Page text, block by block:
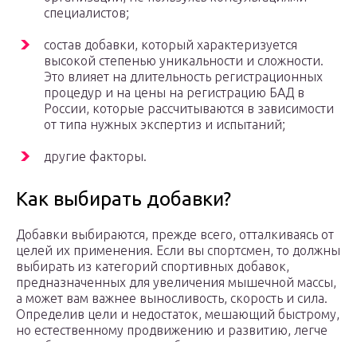
специалистов;
состав добавки, который характеризуется
высокой степенью уникальности и сложности.
Это влияет на длительность регистрационных
процедур и на цены на регистрацию БАД в
России, которые рассчитываются в зависимости
от типа нужных экспертиз и испытаний;
другие факторы.
Как выбирать добавки?
Добавки выбираются, прежде всего, отталкиваясь от
целей их применения. Если вы спортсмен, то должны
выбирать из категорий спортивных добавок,
предназначенных для увеличения мышечной массы,
а может вам важнее выносливость, скорость и сила.
Определив цели и недостаток, мешающий быстрому,
но естественному продвижению и развитию, легче